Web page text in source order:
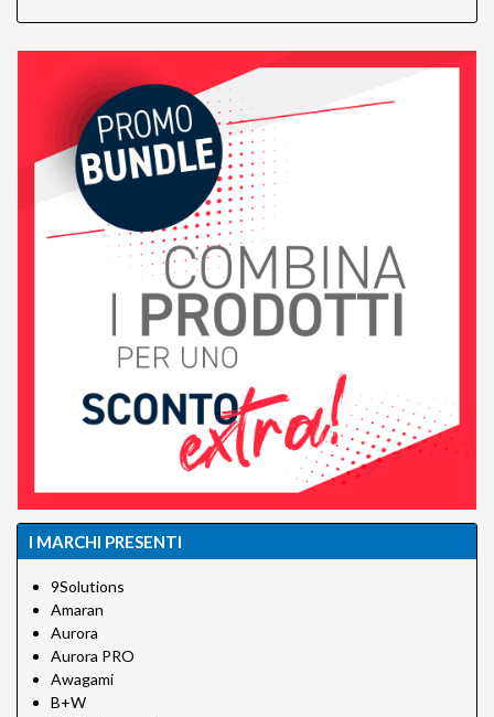
I MARCHI PRESENTI
9Solutions
Amaran
Aurora
Aurora PRO
Awagami
B+W